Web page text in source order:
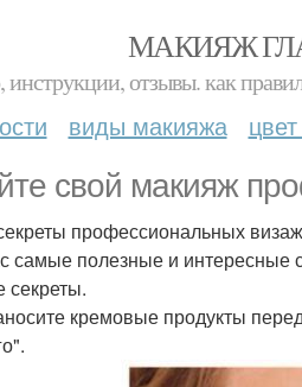
МАКИЯЖ
отзывы. как
виды макияжа
свой макияж
профессиональных
самые полезные и интересные
секреты.
кремовые продукты